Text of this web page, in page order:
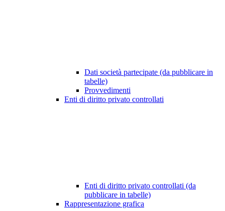
Dati società partecipate (da pubblicare in
tabelle)
Provvedimenti
Enti di diritto privato controllati
Enti di diritto privato controllati (da
pubblicare in tabelle)
Rappresentazione grafica